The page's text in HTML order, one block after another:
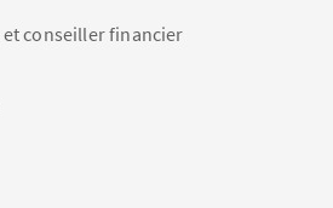
conseiller financier